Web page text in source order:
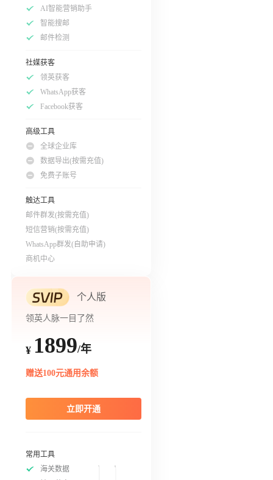
AI智能营销助手
智能搜邮
邮件检测
社媒获客
领英获客
WhatsApp获客
Facebook获客
高级工具
全球企业库
数据导出(按需充值)
免费子账号
触达工具
邮件群发(按需充值)
短信营销(按需充值)
WhatsApp群发(自助申请)
商机中心
个人版
领英人脉一目了然
¥ 1899/年
赠送100元通用余额
立即开通
常用工具
海关数据